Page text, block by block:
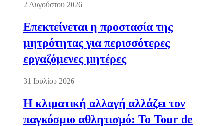
2 Αυγούστου 2026
Επεκτείνεται η προστασία της
μητρότητας για περισσότερες
εργαζόμενες μητέρες
31 Ιουλίου 2026
Η κλιματική αλλαγή αλλάζει τον
παγκόσμιο αθλητισμό: Το Tour de